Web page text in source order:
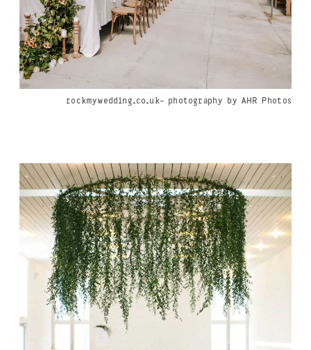
rockmywedding.co.uk- photography by AHR Photos